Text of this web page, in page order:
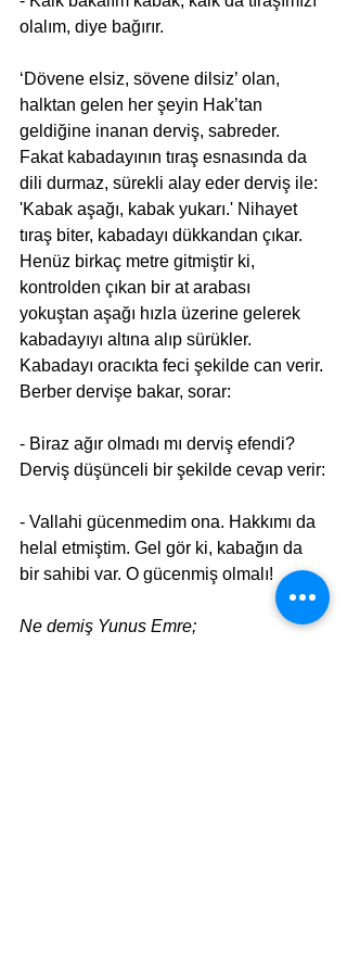
olalım, diye bağırır.
‘Dövene elsiz, sövene dilsiz’ olan,
halktan gelen her şeyin Hak’tan
geldiğine inanan derviş, sabreder.
Fakat kabadayının tıraş esnasında da
dili durmaz, sürekli alay eder derviş ile:
'Kabak aşağı, kabak yukarı.' Nihayet
tıraş biter, kabadayı dükkandan çıkar.
Henüz birkaç metre gitmiştir ki,
kontrolden çıkan bir at arabası
yokuştan aşağı hızla üzerine gelerek
kabadayıyı altına alıp sürükler.
Kabadayı oracıkta feci şekilde can verir.
Berber dervişe bakar, sorar:
- Biraz ağır olmadı mı derviş efendi?
Derviş düşünceli bir şekilde cevap verir:
- Vallahi gücenmedim ona. Hakkımı da
helal etmiştim. Gel gör ki, kabağın da
bir sahibi var. O gücenmiş olmalı!
Ne demiş Yunus Emre;